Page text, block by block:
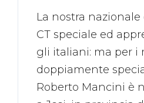
La nostra
CT speciale ed
gli italiani: ma per i
doppiamente
Roberto Mancini è